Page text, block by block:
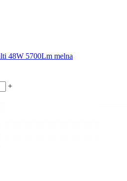
48W 5700Lm melna
+